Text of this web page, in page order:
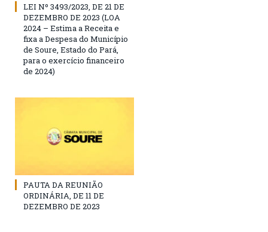
LEI Nº 3493/2023, DE 21 DE
DEZEMBRO DE 2023 (LOA
2024 – Estima a Receita e
fixa a Despesa do Município
de Soure, Estado do Pará,
para o exercício financeiro
de 2024)
PAUTA DA REUNIÃO
ORDINÁRIA, DE 11 DE
DEZEMBRO DE 2023